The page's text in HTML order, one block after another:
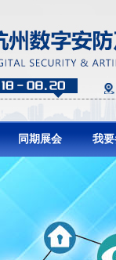
同期展会 我